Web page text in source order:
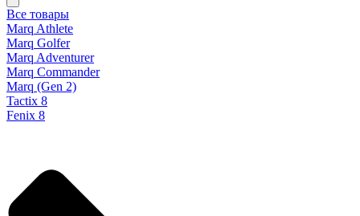
Все товары
Marq Athlete
Marq Golfer
Marq Adventurer
Marq Commander
Marq (Gen 2)
Tactix 8
Fenix 8